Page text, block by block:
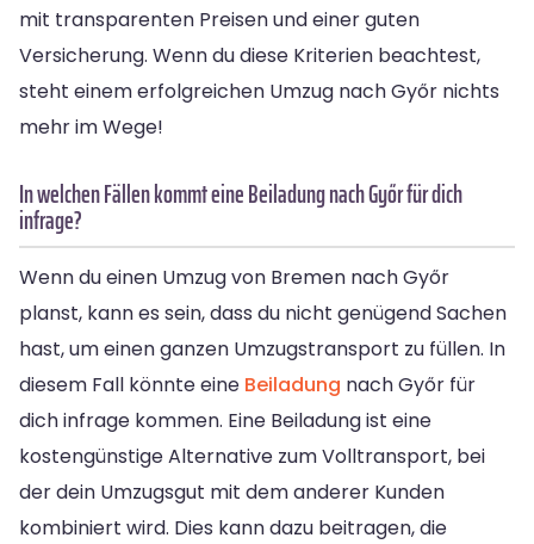
mit transparenten Preisen und einer guten
Versicherung. Wenn du diese Kriterien beachtest,
steht einem erfolgreichen Umzug nach Győr nichts
mehr im Wege!
In welchen Fällen kommt eine Beiladung nach Győr für dich
infrage?
Wenn du einen Umzug von Bremen nach Győr
planst, kann es sein, dass du nicht genügend Sachen
hast, um einen ganzen Umzugstransport zu füllen. In
diesem Fall könnte eine Beiladung nach Győr für
dich infrage kommen. Eine Beiladung ist eine
kostengünstige Alternative zum Volltransport, bei
der dein Umzugsgut mit dem anderer Kunden
kombiniert wird. Dies kann dazu beitragen, die